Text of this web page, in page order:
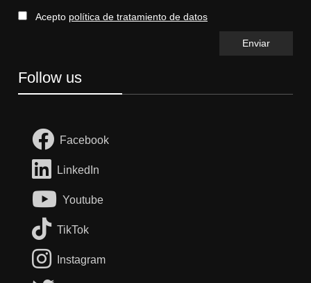
Acepto política de tratamiento de datos
Follow us
Facebook
LinkedIn
Youtube
TikTok
Instagram